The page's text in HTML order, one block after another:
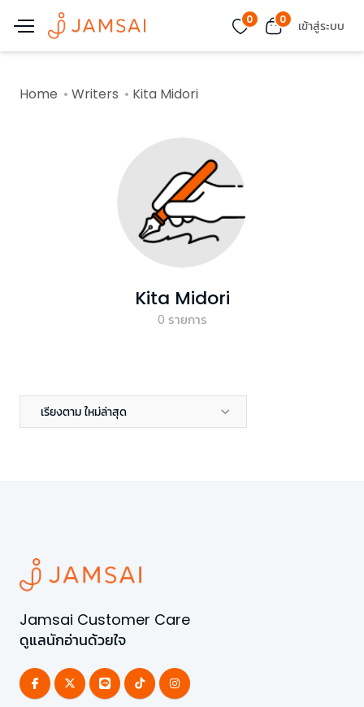
0 0 เข้าสู่ระบบ
Home Writers Kita Midori
Kita Midori
0 รายการ
เรียงตาม ใหม่ล่าสุด
Jamsai Customer Care
ดูแลนักอ่านด้วยใจ